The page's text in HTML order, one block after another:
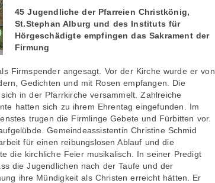
45 Jugendliche der Pfarreien Christkönig,
St.Stephan Alburg und des Instituts für
Hörgeschädigte empfingen das Sakrament der
Firmung
Firmspender angesagt. Vor der Kirche wurde er von
Gedichten und mit Rosen empfangen. Die
in der Pfarrkirche versammelt. Zahlreiche
hatten sich zu ihrem Ehrentag eingefunden. Im
trugen die Firmlinge Gebete und Fürbitten vor.
Gemeindeassistentin Christine Schmid
für einen reibungslosen Ablauf und die
die kirchliche Feier musikalisch. In seiner Predigt
die Jugendlichen nach der Taufe und der
ihre Mündigkeit als Christen erreicht hätten. Er